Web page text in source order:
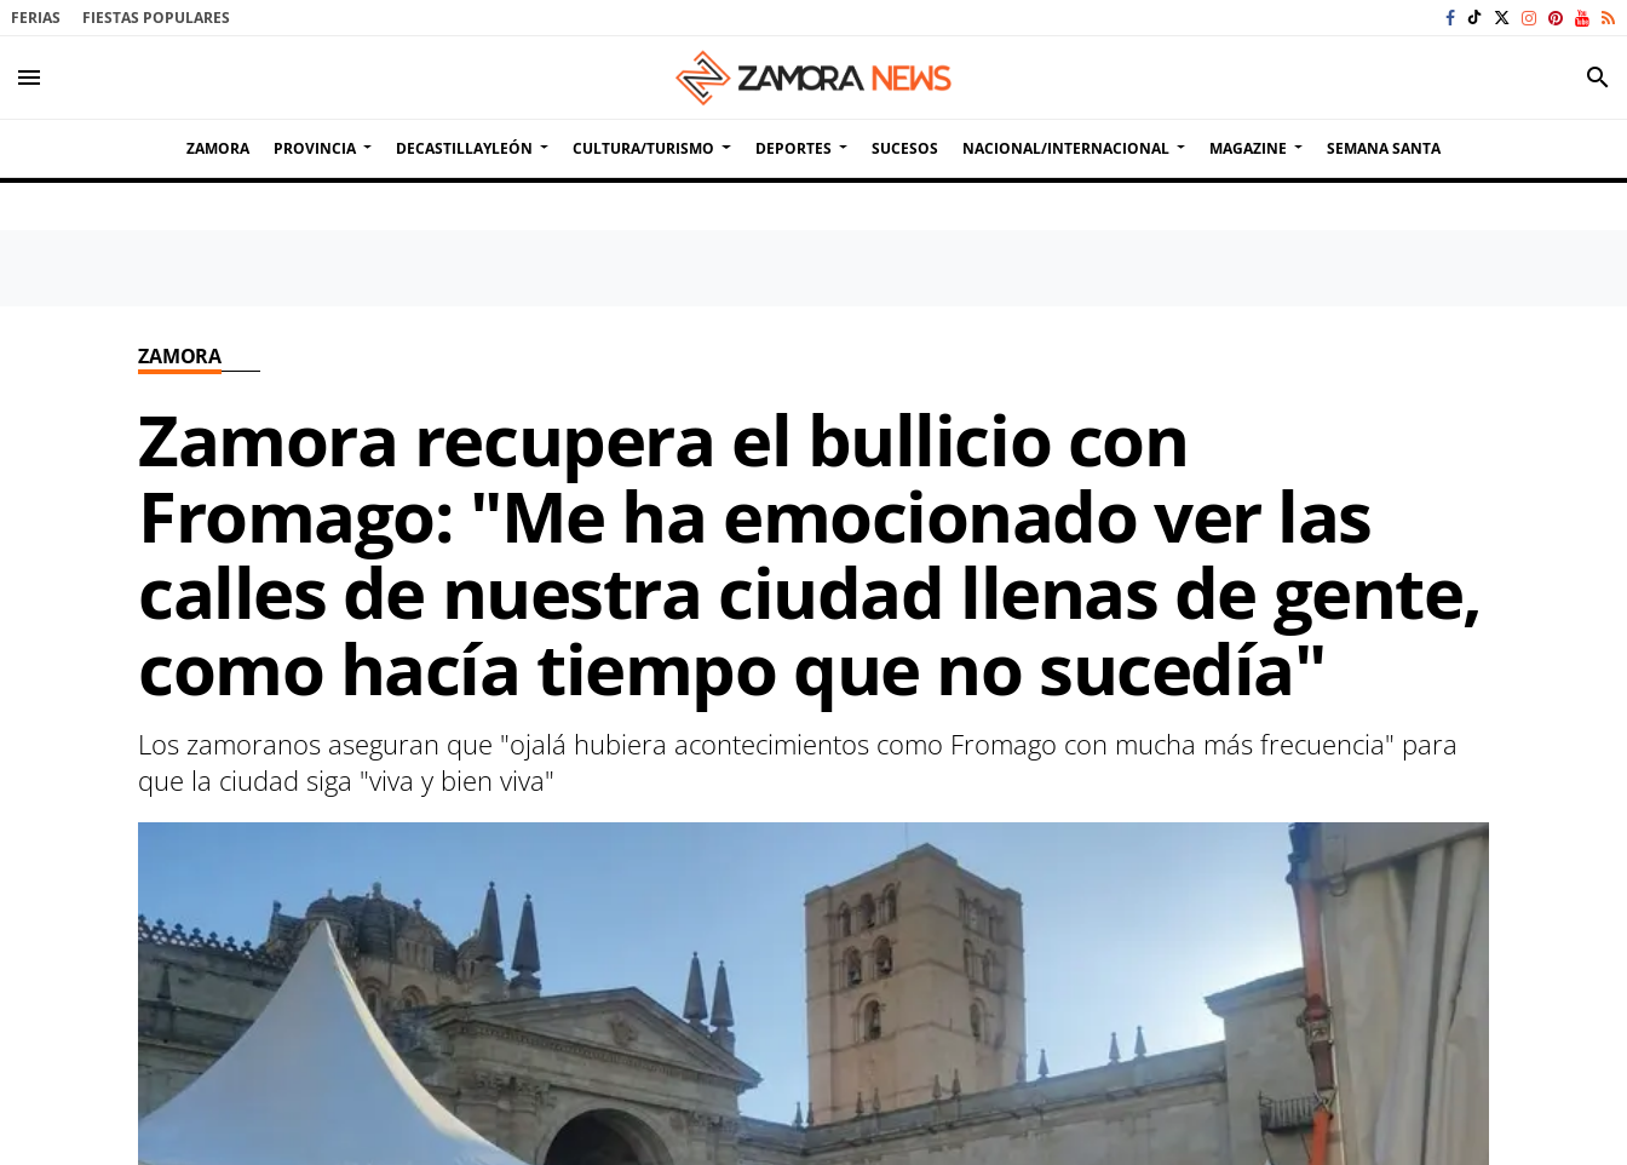
FERIAS FIESTAS POPULARES
menu search
ZAMORA PROVINCIA DECASTILLAYLEÓN CULTURA/TURISMO DEPORTES SUCESOS NACIONAL/INTERNACIONAL MAGAZINE SEMANA SANTA
ZAMORA
Zamora recupera el bullicio con
Fromago: "Me ha emocionado ver las
calles de nuestra ciudad llenas de gente,
como hacía tiempo que no sucedía"
Los zamoranos aseguran que "ojalá hubiera acontecimientos como Fromago con mucha más frecuencia" para
que la ciudad siga "viva y bien viva"